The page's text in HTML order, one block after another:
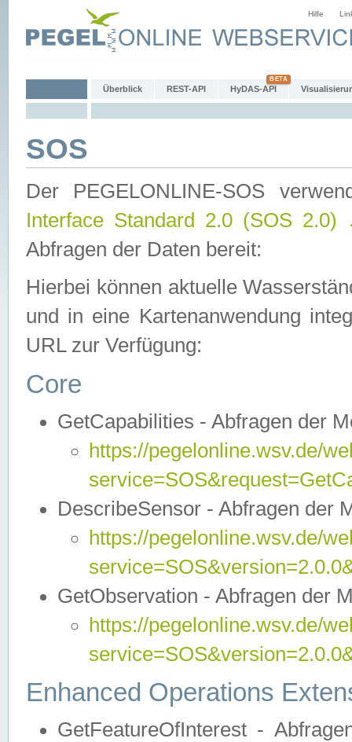
Hilfe
Überblick REST-API HyDAS-API
SOS
Der PEGELONLINE-SOS
Interface Standard 2.0 (SOS 2.0)
Abfragen der Daten bereit:
Hierbei können aktuelle
und in eine Kartenanwendung
URL zur Verfügung:
Core
GetCapabilities - Abfragen der
https://pegelonline.wsv.de/
DescribeSensor - Abfragen der
https://pegelonline.wsv.de/
GetObservation - Abfragen der
https://pegelonline.wsv.de/
Enhanced Operations
GetFeatureOfInterest -